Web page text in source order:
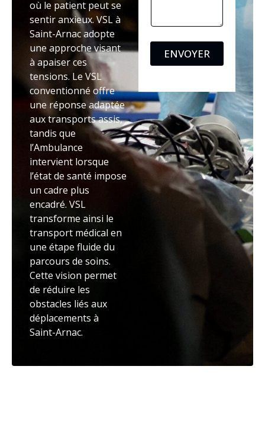
où le patient peut se
sentir anxieux. VSL à
Saint-Arnac adopte
une approche visant
à apaiser ces
tensions. Le VSL
conventionné offre
une réponse adaptée
aux transports assis,
tandis que
l’Ambulance
intervient lorsque
l’état de santé impose
un cadre plus
encadré. VSL
transforme ainsi le
transport médical en
une étape fluide du
parcours de soins.
Cette vision permet
de réduire les
obstacles liés aux
déplacements à
Saint-Arnac.
ENVOYER